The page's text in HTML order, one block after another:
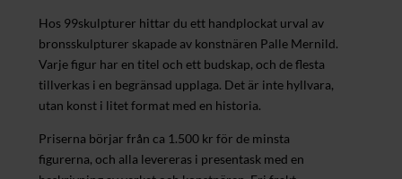
Hos 99skulpturer hittar du ett handplockat urval av
bronsskulpturer skapade av konstnären Palle Mernild.
Varje figur har en titel och ett budskap, och de flesta
tillverkas i en begränsad upplaga. Det är inte hyllvara,
utan konst i litet format med en historia.
Priserna börjar från ca 1.500 kr för de minsta
figurerna, och alla levereras i presentask med en